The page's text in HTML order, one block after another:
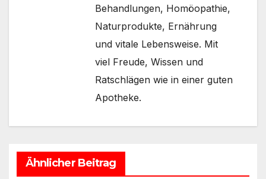
Behandlungen, Homöopathie,
Naturprodukte, Ernährung
und vitale Lebensweise. Mit
viel Freude, Wissen und
Ratschlägen wie in einer guten
Apotheke.
Ähnlicher Beitrag